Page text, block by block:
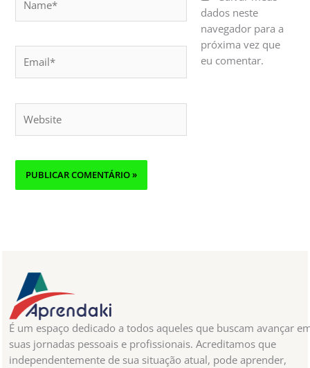
dados neste
navegador para a
próxima vez que
eu comentar.
É um espaço dedicado a todos aqueles que buscam avançar
suas jornadas pessoais e profissionais. Acreditamos que
independentemente de sua situação atual, pode aprender,